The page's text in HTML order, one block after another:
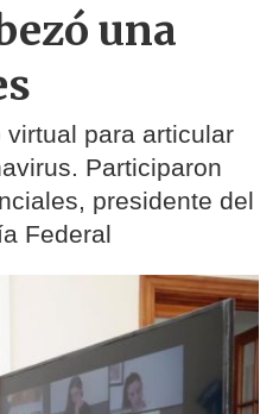
una
para articular
Participaron
presidente del
Federal